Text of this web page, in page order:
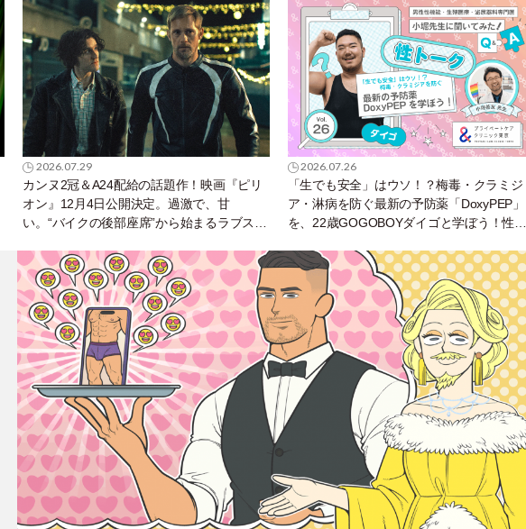
2026.07.29
カンヌ2冠＆A24配給の話題作！映画『ピリ
オン』12月4日公開決定。過激で、甘
い。“バイクの後部座席”から始まるラブスト
2026.07.26
「生でも安全」はウソ！？梅毒・クラミジ
ア・淋病を防ぐ最新の予防薬「DoxyPEP」
を、22歳GOGOBOYダイゴと学ぼう！性ト
イイ！（Vol.26）